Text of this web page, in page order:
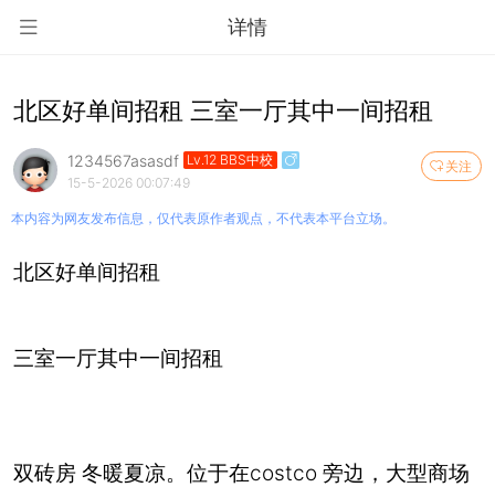
详情
北区好单间招租 三室一厅其中一间招租
关注
1234567asasdf Lv.12 BBS中校
15-5-2026 00:07:49
本内容为网友发布信息，仅代表原作者观点，不代表本平台立场。
北区好单间招租
三室一厅其中一间招租
双砖房 冬暖夏凉。位于在costco 旁边，大型商场